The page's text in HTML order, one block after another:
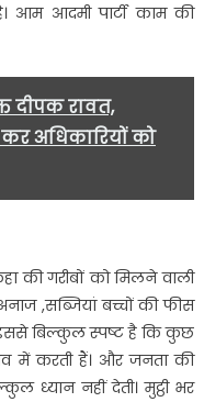
आम आदमी पार्टी काम की
दीपक रावत,
अधिकारियों को
की गरीबों को मिलने वाली
,सब्जियां बच्चों की फीस
इससे बिल्कुल स्पष्ट है कि कुछ
में करती हैं। और जनता की
नहीं देती। मुट्ठी भर